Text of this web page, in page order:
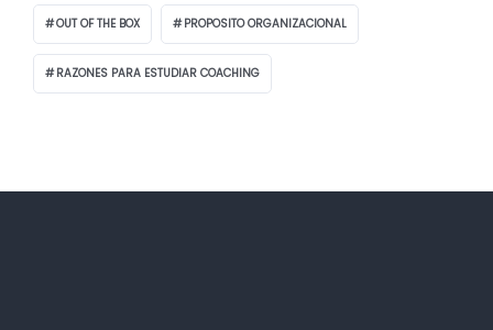
OUT OF THE BOX PROPOSITO ORGANIZACIONAL
RAZONES PARA ESTUDIAR COACHING